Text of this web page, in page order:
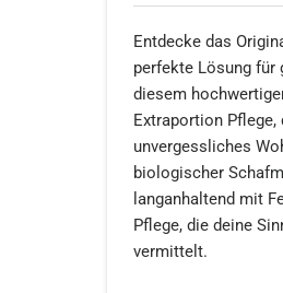
Entdecke das
perfekte Lösung für
diesem
Extraportion
unvergessliches
biologischer
langanhaltend mit
Pflege, die deine
vermittelt.